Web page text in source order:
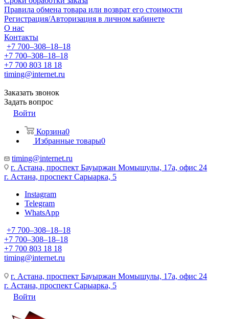
Правила обмена товара или возврат его стоимости
Регистрация/Авторизация в личном кабинете
О нас
Контакты
+7 700‒308‒18‒18
+7 700‒308‒18‒18
+7 700 803 18 18
timing@internet.ru
Заказать звонок
Задать вопрос
Войти
Корзина0
Избранные товары0
timing@internet.ru
г. Астана, проспект Бауыржан Момышулы, 17а, офис 24
г. Астана, проспект Сарыарка, 5
Instagram
Telegram
WhatsApp
+7 700‒308‒18‒18
+7 700‒308‒18‒18
+7 700 803 18 18
timing@internet.ru
г. Астана, проспект Бауыржан Момышулы, 17а, офис 24
г. Астана, проспект Сарыарка, 5
Войти